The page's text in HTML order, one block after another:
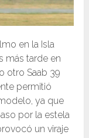
en la Isla
más tarde en
otro Saab 39
permitió
ya que
por la estela
un viraje